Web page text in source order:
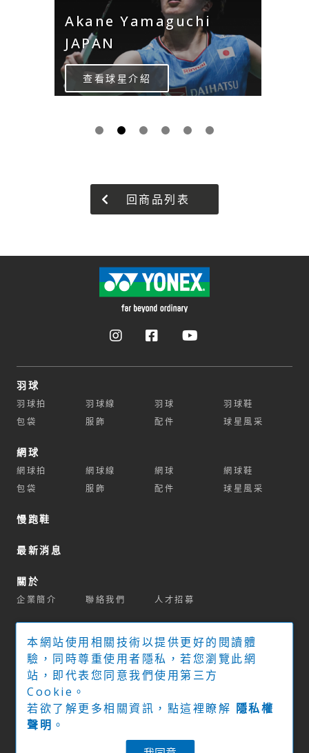
Akane Yamaguchi
JAPAN
查看球星介紹
回商品列表
羽球
羽球拍 羽球線 羽球
羽球鞋
包袋
服飾 配件 球星風采
網球
網球拍 網球線 網球
網球鞋
包袋
服飾 配件 球星風采
慢跑鞋
最新消息
關於
企業簡介 聯絡我們 人才招募
官方商城 球拍推薦系統
實體經銷門市
下載專區
隱私權政策
本網站使用相關技術以提供更好的閱讀體
驗，同時尊重使用者隱私，若您瀏覽此網
站，即代表您同意我們使用第三方
Cookie。
若欲了解更多相關資訊，點這裡瞭解 隱私權
聲明 。